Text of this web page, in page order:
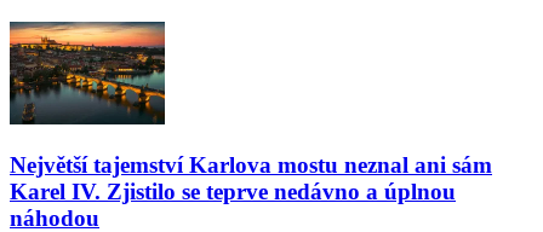
Největší tajemství Karlova mostu neznal ani sám
Karel IV. Zjistilo se teprve nedávno a úplnou
náhodou